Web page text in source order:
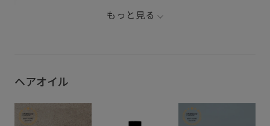
もっと見る
ヘアオイル